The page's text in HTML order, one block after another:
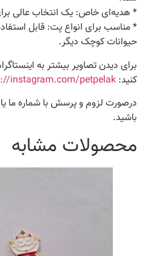
* هدیه‌ای خاص: یک انتخاب عالی
* مناسب برای انواع پت: قابل
حیوانات کوچک دیگر.
برای دیدن تصاویر بیشتر به
کنید: instagram.com/petpelak
درصورت لزوم و پرسش با شماره ما
باشید.
محصولات مشابه